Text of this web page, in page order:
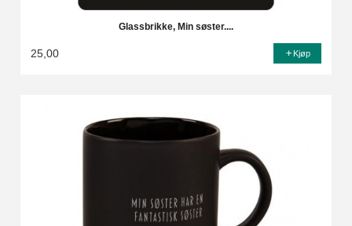
Glassbrikke, Min søster....
25,00 Kjøp